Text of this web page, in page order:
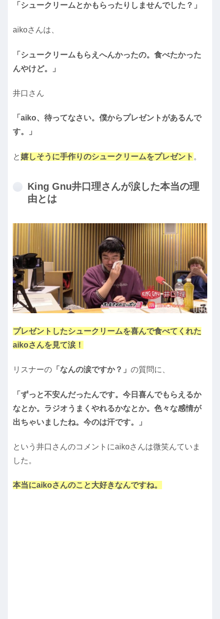
「シュークリームとかもらったりしませんでした？」
aikoさんは、
「シュークリームもらえへんかったの。食べたかった
んやけど。」
井口さん
「aiko、待ってなさい。僕からプレゼントがあるんで
す。」
と嬉しそうに手作りのシュークリームをプレゼント 。
King Gnu井口理さんが涙した本当の理
由とは
プレゼントしたシュークリームを喜んで食べてくれた
aikoさんを見て涙！
リスナーの 「なんの涙ですか？」 の質問に、
「ずっと不安んだったんです。今日喜んでもらえるか
なとか。ラジオうまくやれるかなとか。色々な感情が
出ちゃいましたね。今のは汗です。」
という井口さんのコメントにaikoさんは微笑んていま
した。
本当にaikoさんのこと大好きなんですね。